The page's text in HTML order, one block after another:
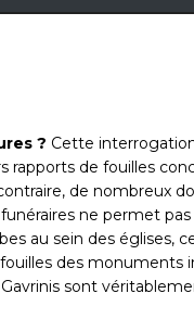
? Cette
rapports de fouilles
de nombreux
ne permet
au sein des églises,
des
sont